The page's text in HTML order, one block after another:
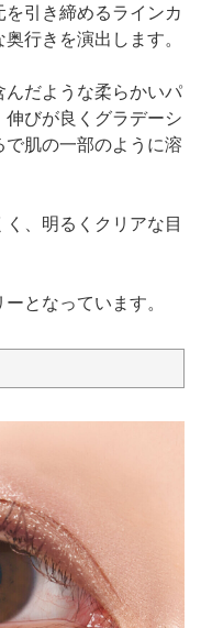
引き締めるラインカ
行きを演出します。
だような柔らかいパ
びが良くグラデーシ
肌の一部のように溶
、明るくクリアな目
となっています。